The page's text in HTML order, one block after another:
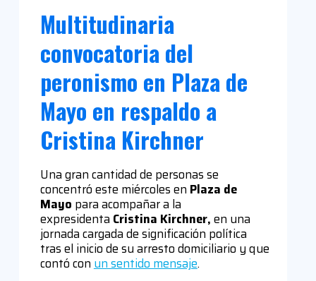
Multitudinaria
convocatoria del
peronismo en Plaza de
Mayo en respaldo a
Cristina Kirchner
Una gran cantidad de personas se
concentró este miércoles en Plaza de
Mayo para acompañar a la
expresidenta Cristina Kirchner,en una
jornada cargada de significación política
tras el inicio de su arresto domiciliario y que
contó con un sentido mensaje.